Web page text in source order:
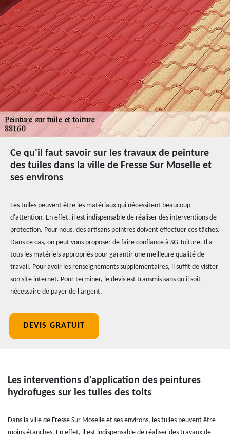
Ce qu'il faut savoir sur les travaux de peinture
des tuiles dans la ville de Fresse Sur Moselle et
ses environs
Les tuiles peuvent être les matériaux qui nécessitent beaucoup
d'attention. En effet, il est indispensable de réaliser des interventions de
protection. Pour nous, des artisans peintres doivent effectuer ces tâches.
Dans ce cas, on peut vous proposer de faire confiance à SG Toiture. Il a
tous les matériels appropriés pour garantir une meilleure qualité de
travail. Pour avoir les renseignements supplémentaires, il suffit de visiter
son site internet. Pour terminer, le devis est transmis sans qu'il soit
nécessaire de payer de l'argent.
DEVIS GRATUIT
Les interventions d'application des peintures
hydrofuges sur les tuiles des toits
Dans la ville de Fresse Sur Moselle et ses environs, les tuiles peuvent être
moins étanches. En effet, il est indispensable de réaliser des travaux de